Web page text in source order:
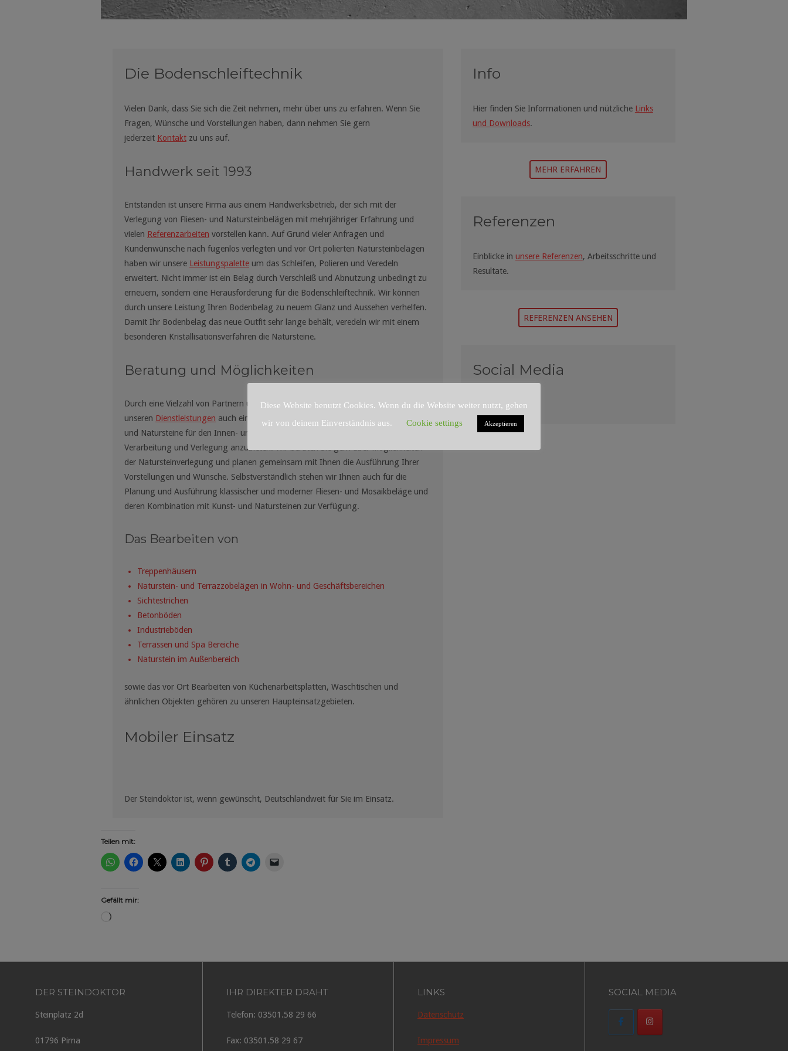
Die Bodenschleiftechnik
Vielen Dank, dass Sie sich die Zeit nehmen, mehr über uns zu erfahren. Wenn Sie
Fragen, Wünsche und Vorstellungen haben, dann nehmen Sie gern
jederzeit Kontakt zu uns auf.
Handwerk seit 1993
Entstanden ist unsere Firma aus einem Handwerksbetrieb, der sich mit der
Verlegung von Fliesen- und Natursteinbelägen mit mehrjähriger Erfahrung und
vielen Referenzarbeiten vorstellen kann. Auf Grund vieler Anfragen und
Kundenwünsche nach fugenlos verlegten und vor Ort polierten Natursteinbelägen
haben wir unsere Leistungspalette um das Schleifen, Polieren und Veredeln
erweitert. Nicht immer ist ein Belag durch Verschleiß und Abnutzung unbedingt zu
erneuern, sondern eine Herausforderung für die Bodenschleiftechnik. Wir können
durch unsere Leistung Ihren Bodenbelag zu neuem Glanz und Aussehen verhelfen.
Damit Ihr Bodenbelag das neue Outfit sehr lange behält, veredeln wir mit einem
besonderen Kristallisationsverfahren die Natursteine.
Beratung und Möglichkeiten
Durch eine Vielzahl von Partnern und Lieferanten sind wir in der Lage Ihnen neben
unseren Dienstleistungen auch ein umfangreiches Sortiment verschiedenster Kunst-
und Natursteine für den Innen- und Außenbereich sowie deren professionelle
Verarbeitung und Verlegung anzubieten. Wir beraten Sie gern über Möglichkeiten
der Natursteinverlegung und planen gemeinsam mit Ihnen die Ausführung Ihrer
Vorstellungen und Wünsche. Selbstverständlich stehen wir Ihnen auch für die
Planung und Ausführung klassischer und moderner Fliesen- und Mosaikbeläge und
deren Kombination mit Kunst- und Natursteinen zur Verfügung.
Das Bearbeiten von
Treppenhäusern
Naturstein- und Terrazzobelägen in Wohn- und Geschäftsbereichen
Sichtestrichen
Betonböden
Industrieböden
Terrassen und Spa Bereiche
Naturstein im Außenbereich
sowie das vor Ort Bearbeiten von Küchenarbeitsplatten, Waschtischen und
ähnlichen Objekten gehören zu unseren Haupteinsatzgebieten.
Mobiler Einsatz
Der Steindoktor ist, wenn gewünscht, Deutschlandweit für Sie im Einsatz.
Info
Hier finden Sie Informationen und nützliche Links
und Downloads.
MEHR ERFAHREN
Referenzen
Einblicke in unsere Referenzen, Arbeitsschritte und
Resultate.
REFERENZEN ANSEHEN
Social Media
Teilen mit:
Gefällt mir:
Wird
DER STEINDOKTOR
Steinplatz 2d
01796 Pirna
IHR DIREKTER DRAHT
Telefon: 03501.58 29 66
Fax: 03501.58 29 67
LINKS
Datenschutz
Impressum
SOCIAL MEDIA
Diese Website benutzt Cookies. Wenn du die Website weiter nutzt, gehen
wir von deinem Einverständnis aus.
Cookie settings Akzeptieren